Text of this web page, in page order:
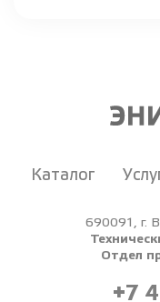
Каталог
690091, г.
Отдел
+7